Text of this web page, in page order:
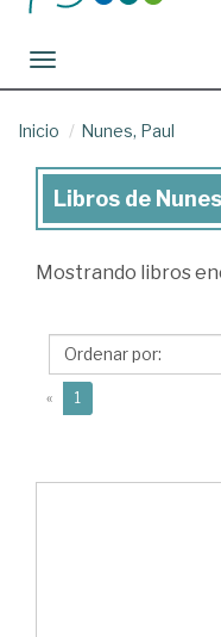
Toggle navigation
Inicio Nunes, Paul
Libros
Nunes,
Libros de
Mostrando libros
« 1